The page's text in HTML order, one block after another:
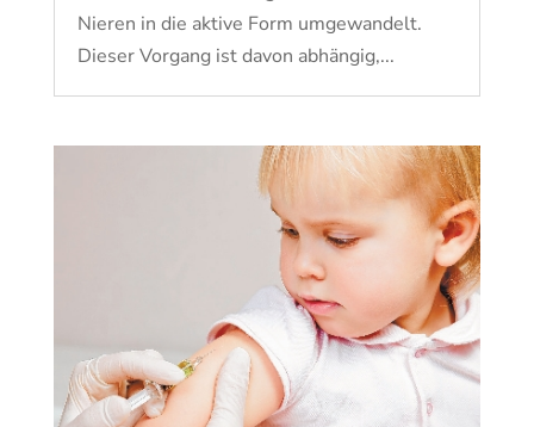
Nieren in die aktive Form umgewandelt.
Dieser Vorgang ist davon abhängig,...